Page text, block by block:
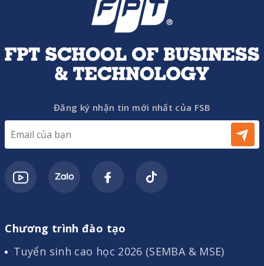
Đăng ký nhận tin mới nhất của FSB
Chương trình đào tạo
Tuyển sinh cao học 2026 (SEMBA & MSE)